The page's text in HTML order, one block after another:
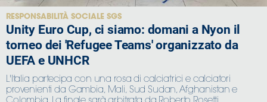
RESPONSABILITÀ SOCIALE SGS
Unity Euro Cup, ci siamo: domani a Nyon il
torneo dei 'Refugee Teams' organizzato da
UEFA e UNHCR
L'Italia partecipa con una rosa di calciatrici e calciatori
provenienti da Gambia, Mali, Sud Sudan, Afghanistan e